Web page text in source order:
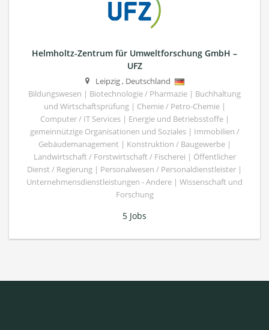
Helmholtz-Zentrum für Umweltforschung GmbH –
UFZ
Leipzig, Deutschland
Bildungswesen | Biotechnologie / Pharmazie | Buchhaltung
und Wirtschaftsprüfung | Chemie / Petro-Chemie |
Computer / IT Services | Energie und Betriebsstoffe |
gemeinnützige Organisationen und Soziales | Immobilien /
Gebäudemanagement | Konstruktion / Baugewerbe |
Landwirtschaft / Forstwirtschaft / Fischerei | Öffentlicher
Dienst / Regierung | Personalwesen / Personaldienstleister |
Unternehmensdienstleistungen - Andere | Wissenschaft und
Forschung
5 Jobs